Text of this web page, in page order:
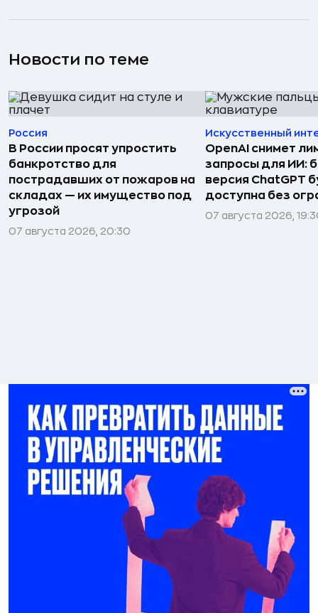
Новости по теме
Россия
В России просят упростить
банкротство для
пострадавших от пожаров на
складах — их имущество под
угрозой
07 августа 2026, 20:30
Искусственный
OpenAI снимет
запросы для ИИ:
версия ChatGPT
доступна без
07 августа 2026,